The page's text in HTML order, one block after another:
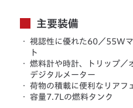
主要装備
・
視認性に優れた60／55W
ト
・
燃料計や時計、トリップ／
デジタルメーター
・
荷物の積載に便利なリアフ
・
容量7.7Lの燃料タンク